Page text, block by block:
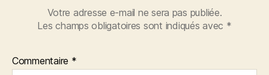
Votre adresse e-mail ne sera pas publiée.
Les champs obligatoires sont indiqués avec *
Commentaire *